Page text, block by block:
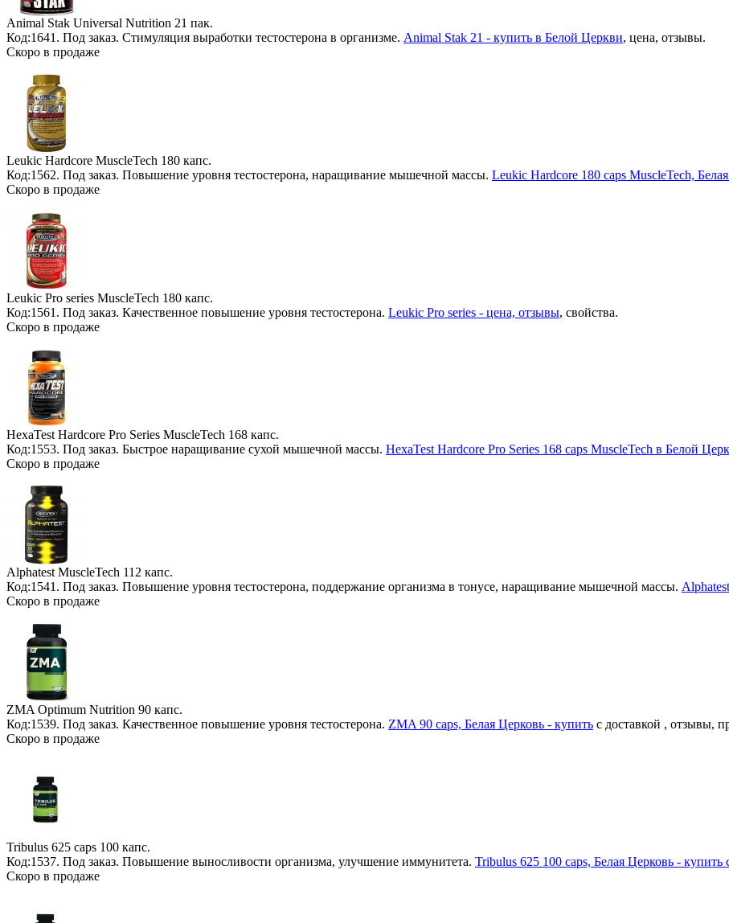
Animal Stak Universal Nutrition 21 пак.
Код:1641. Под заказ. Стимуляция выработки тестостерона в организме. Animal Stak 21 - купить в Белой Церкви, цена, отзывы.
Скоро в продаже
Leukic Hardcore MuscleTech 180 капс.
Код:1562. Под заказ. Повышение уровня тестостерона, наращивание мышечной массы. Leukic Hardcore 180 caps MuscleTech,
Скоро в продаже
Leukic Pro series MuscleTech 180 капс.
Код:1561. Под заказ. Качественное повышение уровня тестостерона. Leukic Pro series - цена, отзывы, свойства.
Скоро в продаже
HexaTest Hardcore Pro Series MuscleTech 168 капс.
Код:1553. Под заказ. Быстрое наращивание сухой мышечной массы. HexaTest Hardcore Pro Series 168 caps MuscleTech в Белой
Скоро в продаже
Alphatest MuscleTech 112 капс.
Код:1541. Под заказ. Повышение уровня тестостерона, поддержание организма в тонусе, наращивание мышечной массы.
Скоро в продаже
ZMA Optimum Nutrition 90 капс.
Код:1539. Под заказ. Качественное повышение уровня тестостерона. ZMA 90 caps, Белая Церковь - купить с доставкой , отзывы,
Скоро в продаже
Tribulus 625 caps 100 капс.
Код:1537. Под заказ. Повышение выносливости организма, улучшение иммунитета. Tribulus 625 100 caps, Белая Церковь - купить
Скоро в продаже